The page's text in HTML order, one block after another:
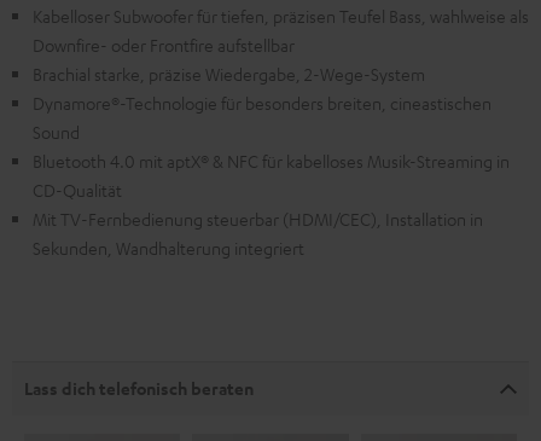
Kabelloser Subwoofer für tiefen, präzisen Teufel Bass, wahlweise als
Downfire- oder Frontfire aufstellbar
Brachial starke, präzise Wiedergabe, 2-Wege-System
Dynamore®-Technologie für besonders breiten, cineastischen
Sound
Bluetooth 4.0 mit aptX® & NFC für kabelloses Musik-Streaming in
CD-Qualität
Mit TV-Fernbedienung steuerbar (HDMI/CEC), Installation in
Sekunden, Wandhalterung integriert
Lass dich telefonisch beraten